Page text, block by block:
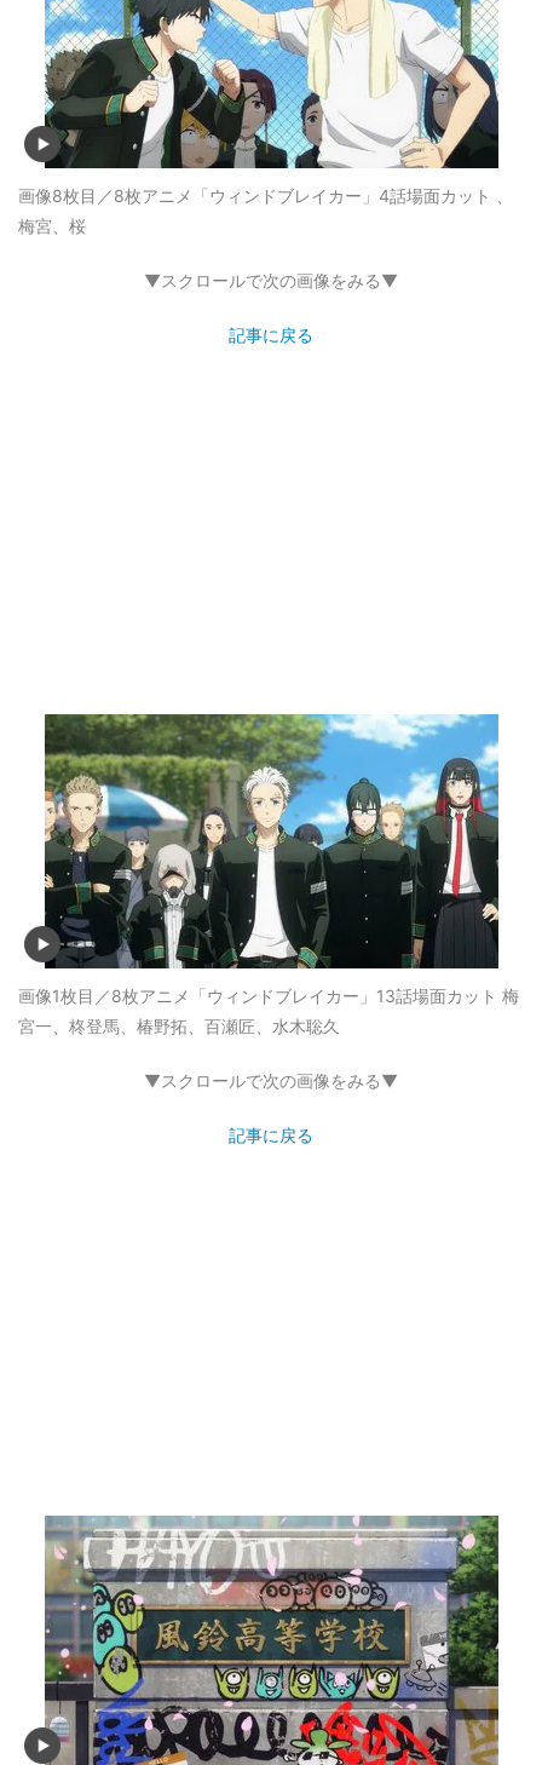
画像8枚目／8枚アニメ「ウィンドブレイカー」4話場面カット 、
梅宮、桜
▼スクロールで次の画像をみる▼
記事に戻る
画像1枚目／8枚アニメ「ウィンドブレイカー」13話場面カット 梅
宮一、柊登馬、椿野拓、百瀬匠、水木聡久
▼スクロールで次の画像をみる▼
記事に戻る